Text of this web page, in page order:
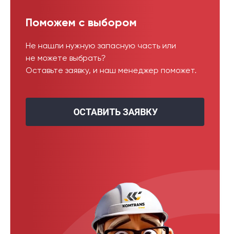
Поможем с выбором
Не нашли нужную запасную часть или
не можете выбрать?
Оставьте заявку, и наш менеджер поможет.
ОСТАВИТЬ ЗАЯВКУ